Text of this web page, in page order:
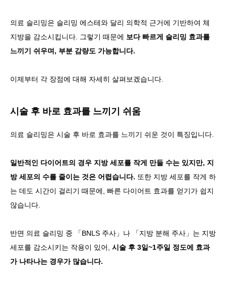
의료 슬리밍은 슬리밍 에스테와 달리 의학적 근거에 기반하여 체
지방을 감소시킵니다. 그렇기 때문에 보다 빠르게 슬리밍 효과를
느끼기 쉬우며, 부분 감량도 가능합니다.
이제부터 각 장점에 대해 자세히 살펴보겠습니다.
시술 후 바로 효과를 느끼기 쉬움
의료 슬리밍은 시술 후 바로 효과를 느끼기 쉬운 것이 특징입니다.
일반적인 다이어트의 경우 지방 세포를 작게 만들 수는 있지만, 지
방 세포의 수를 줄이는 것은 어렵습니다. 또한 지방 세포를 작게 하
는 데도 시간이 걸리기 때문에, 빠른 다이어트 효과를 얻기가 쉽지
않습니다.
반면 의료 슬리밍 중 「BNLS 주사」나 「지방 분해 주사」는 지방
세포를 감소시키는 작용이 있어, 시술 후 3일~1주일 정도에 효과
가 나타나는 경우가 많습니다.